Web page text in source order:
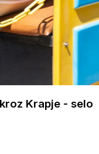
Krapje - selo